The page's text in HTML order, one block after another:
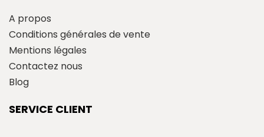
A propos
Conditions générales de vente
Mentions légales
Contactez nous
Blog
SERVICE CLIENT